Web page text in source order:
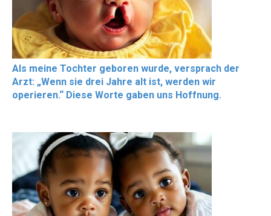
Als meine Tochter geboren wurde, versprach der
Arzt: „Wenn sie drei Jahre alt ist, werden wir
operieren.“ Diese Worte gaben uns Hoffnung.